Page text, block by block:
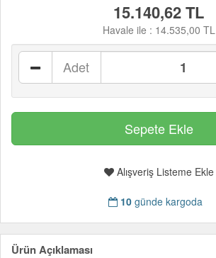
15.140,62 TL
Havale ile : 14.535,00 TL
Adet
Alışveriş Listeme Ekle
10günde kargoda
Ürün Açıklaması